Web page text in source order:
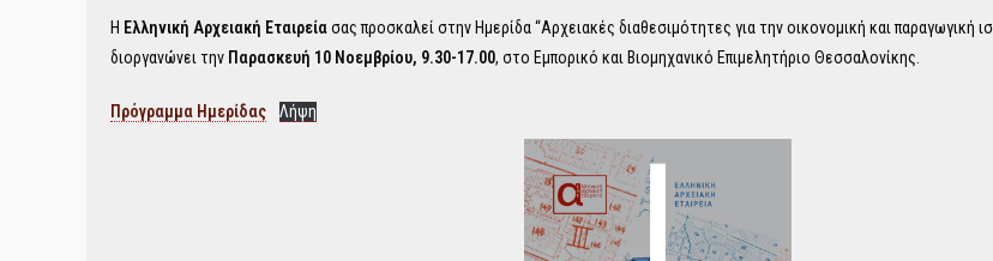
Η Ελληνική Αρχειακή Εταιρείασας προσκαλεί στην Ημερίδα “Αρχειακές διαθεσιμότητες για την οικονομική και παραγωγική
διοργανώνει την Παρασκευή 10 Νοεμβρίου, 9.30-17.00, στο Εμπορικό και Βιομηχανικό Επιμελητήριο Θεσσαλονίκης.
Πρόγραμμα Ημερίδας Λήψη